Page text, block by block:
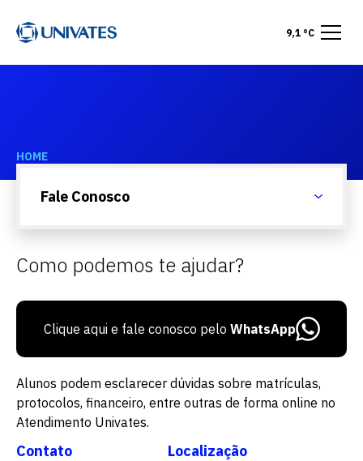
9,1 °C
HOME
Como podemos te ajudar?
Clique aqui e fale conosco pelo WhatsApp
Alunos podem esclarecer dúvidas sobre matrículas,
protocolos, financeiro, entre outras de forma online no
Atendimento Univates.
Contato Localização
Fale Conosco